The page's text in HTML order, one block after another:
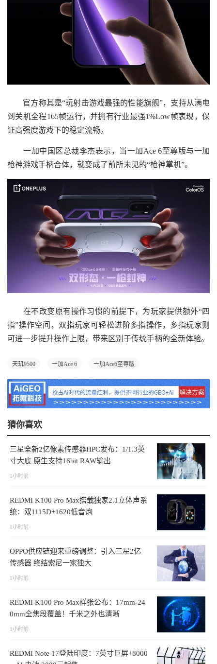
官方称其是“玩射击游戏最强的性能旗舰”，支持从满电
到关机全程165帧运行，并拥有行业最强1%Low帧表现，保
证高强度游戏下的稳定流畅。
一加中国区总裁李杰表示，当一加Ace 6至尊版与一加
枪神游戏手柄合体，就变成了前所未见的“枪神掌机”。
在不改变原有操作习惯的前提下，为玩家提供额外“四
指”操作空间，双指玩家可轻松进阶多指操作，多指玩家则
可进一步提升操作上限，带来区别于传统手柄的全新体验。
天玑9500 一加Ace 6 一加Ace6至尊版
猜你喜欢
三星全新2亿像素传感器HPC发布：1/1.3英
寸大底 原生支持16bit RAW输出
1小时前
REDMI K100 Pro Max搭载独家2.1立体声系
统：双1115D+1620低音炮
1小时前
OPPO供应链迎来重磅调整：引入三星2亿
传感器 终结索尼一家独大
1小时前
REDMI K100 Pro Max样张公布：17mm-24
0mm全焦段覆盖！千米之外也清晰
1小时前
REDMI Note 17登陆印度：7英寸巨屏+8000